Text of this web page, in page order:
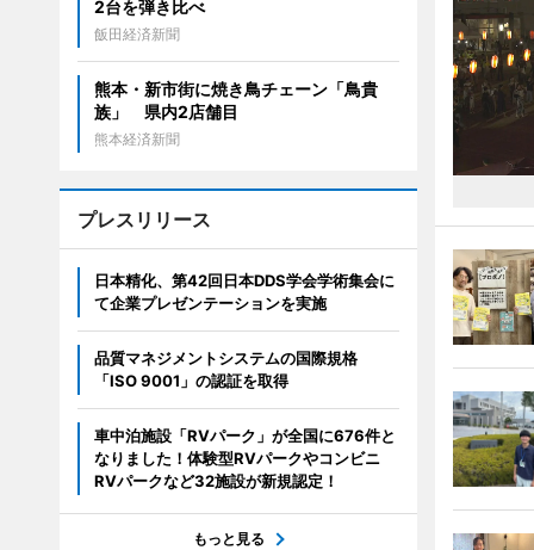
2台を弾き比べ
飯田経済新聞
熊本・新市街に焼き鳥チェーン「鳥貴
族」 県内2店舗目
熊本経済新聞
プレスリリース
日本精化、第42回日本DDS学会学術集会に
て企業プレゼンテーションを実施
品質マネジメントシステムの国際規格
「ISO 9001」の認証を取得
車中泊施設「RVパーク」が全国に676件と
なりました！体験型RVパークやコンビニ
RVパークなど32施設が新規認定！
もっと見る